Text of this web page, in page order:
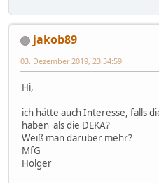
jakob89
03. Dezember 2019, 23:34:59
Hi,
ich hätte auch Interesse, falls
haben als die DEKA?
Weiß man darüber mehr?
MfG
Holger